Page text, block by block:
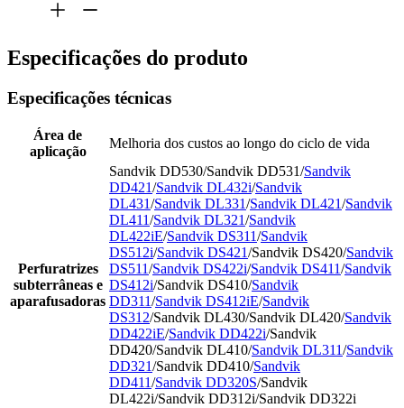
Especificações do produto
Especificações técnicas
Área de
aplicação
Melhoria dos custos ao longo do ciclo de vida
Perfuratrizes
subterrâneas e
aparafusadoras
Sandvik DD530/Sandvik DD531/Sandvik
DD421/Sandvik DL432i/Sandvik
DL431/Sandvik DL331/Sandvik DL421/Sandvik
DL411/Sandvik DL321/Sandvik
DL422iE/Sandvik DS311/Sandvik
DS512i/Sandvik DS421/Sandvik DS420/Sandvik
DS511/Sandvik DS422i/Sandvik DS411/Sandvik
DS412i/Sandvik DS410/Sandvik
DD311/Sandvik DS412iE/Sandvik
DS312/Sandvik DL430/Sandvik DL420/Sandvik
DD422iE/Sandvik DD422i/Sandvik
DD420/Sandvik DL410/Sandvik DL311/Sandvik
DD321/Sandvik DD410/Sandvik
DD411/Sandvik DD320S/Sandvik
DL422i/Sandvik DD312i/Sandvik DD322i